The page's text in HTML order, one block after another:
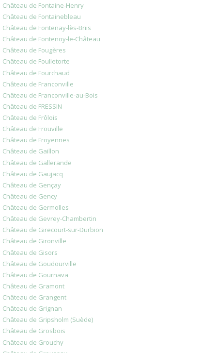
Château de Fontaine-Henry
Château de Fontainebleau
Château de Fontenay-lès-Briis
Château de Fontenoy-le-Château
Château de Fougères
Château de Foulletorte
Château de Fourchaud
Château de Franconville
Château de Franconville-au-Bois
Château de FRESSIN
Château de Frôlois
Château de Frouville
Château de Froyennes
Château de Gaillon
Château de Gallerande
Château de Gaujacq
Château de Gençay
Château de Gency
Château de Germolles
Château de Gevrey-Chambertin
Château de Girecourt-sur-Durbion
Château de Gironville
Château de Gisors
Château de Goudourville
Château de Gournava
Château de Gramont
Château de Grangent
Château de Grignan
Château de Gripsholm (Suède)
Château de Grosbois
Château de Grouchy